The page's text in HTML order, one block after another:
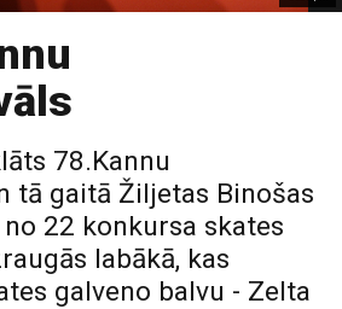
78.Kannu
tā gaitā Žiljetas Binošas
22 konkursa skates
labākā, kas
galveno balvu - Zelta